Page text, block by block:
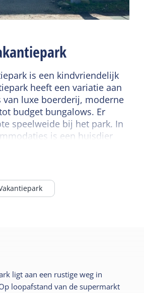
Speelveld
is een kindvriendelijk
heeft een variatie aan
van luxe boerderij, moderne
budget bungalows. Er
speelweide bij het park. In
is een huisdier
ligt aan een rustige weg in
loopafstand van de supermarkt